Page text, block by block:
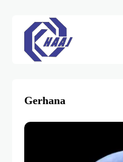
Gerhana